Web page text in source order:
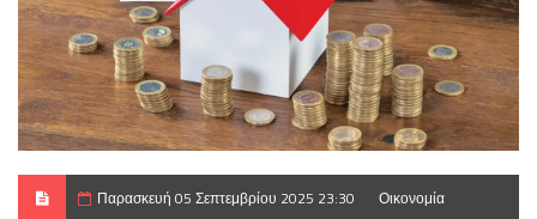
Παρασκευή 05 Σεπτεμβρίου 2025 23:30 Οικονομία